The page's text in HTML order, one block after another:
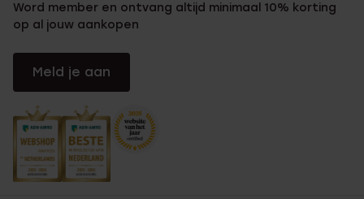
Word member en ontvang altijd minimaal 10% korting
op al jouw aankopen
Meld je aan